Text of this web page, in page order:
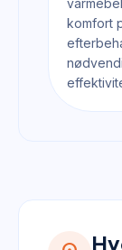
komfort